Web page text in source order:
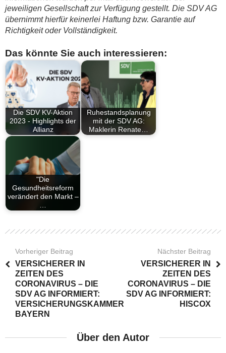
jeweiligen Gesellschaft zur Verfügung gestellt. Die SDV AG
übernimmt hierfür keinerlei Haftung bzw. Garantie auf
Richtigkeit oder Vollständigkeit.
Das könnte Sie auch interessieren:
Die SDV KV-Aktion
2023 - Highlights der
Allianz
Ruhestandsplanung
mit der SDV AG:
Maklerin Renate…
"Die
Gesundheitsreform
verändert den Markt –
…
Vorheriger Beitrag
VERSICHERER IN
ZEITEN DES
CORONAVIRUS – DIE
SDV AG INFORMIERT:
VERSICHERUNGSKAMMER
BAYERN
Nächster Beitrag
VERSICHERER IN
ZEITEN DES
CORONAVIRUS – DIE
SDV AG INFORMIERT:
HISCOX
Über den Autor